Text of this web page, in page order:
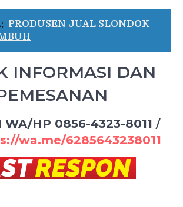
PRODUSEN JUAL SLONDOK
INFORMASI DAN
WA/HP 0856-4323-8011 /
wa.me/6285643238011